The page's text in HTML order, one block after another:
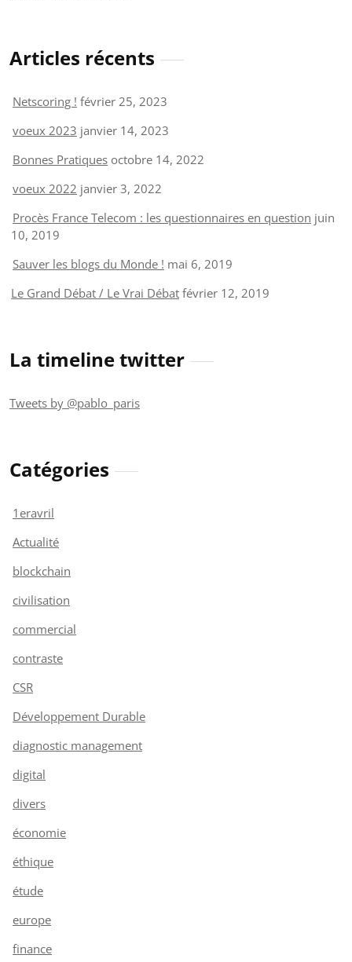
Articles récents
Netscoring ! février 25, 2023
voeux 2023 janvier 14, 2023
Bonnes Pratiques octobre 14, 2022
voeux 2022 janvier 3, 2022
Procès France Telecom : les questionnaires en question juin
10, 2019
Sauver les blogs du Monde ! mai 6, 2019
Le Grand Débat / Le Vrai Débat février 12, 2019
La timeline twitter
Tweets by @pablo_paris
Catégories
1eravril
Actualité
blockchain
civilisation
commercial
contraste
CSR
Développement Durable
diagnostic management
digital
divers
économie
éthique
étude
europe
finance